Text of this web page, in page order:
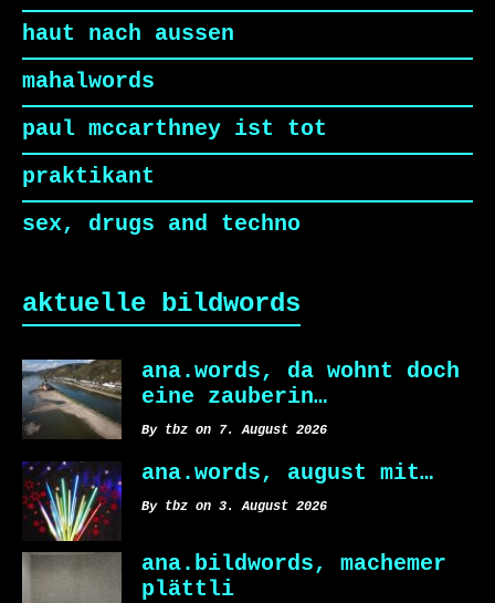
haut nach aussen
mahalwords
paul mccarthney ist tot
praktikant
sex, drugs and techno
aktuelle bildwords
ana.words, da wohnt doch
eine zauberin…
By tbz on 7. August 2026
ana.words, august mit…
By tbz on 3. August 2026
ana.bildwords, machemer
plättli